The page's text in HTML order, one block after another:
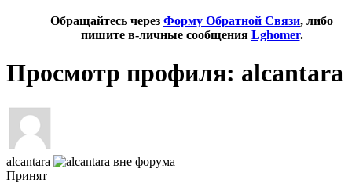
Обращайтесь через Форму Обратной Связи, либо
пишите в-личные сообщения Lghomer.
Просмотр профиля: alcantara
alcantara
Принят